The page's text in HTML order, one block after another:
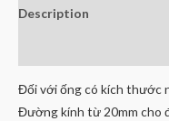
Description
Đối với ống có kích thước
Đường kính từ 20mm cho